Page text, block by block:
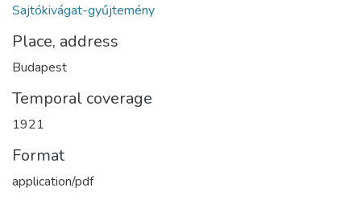
Sajtókivágat-gyűjtemény
Place, address
Budapest
Temporal coverage
1921
Format
application/pdf